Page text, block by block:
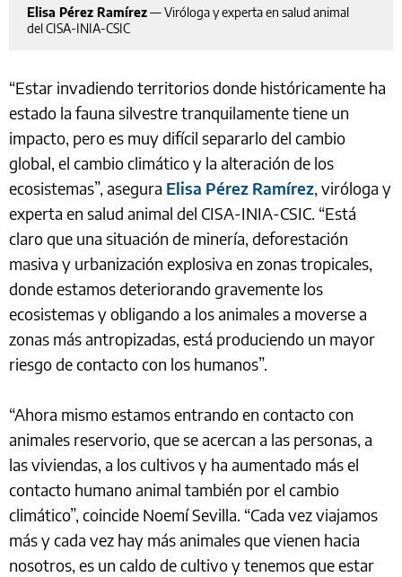
Elisa Pérez Ramírez—Viróloga y experta en salud animal
del CISA-INIA-CSIC
“Estar invadiendo territorios donde históricamente ha
estado la fauna silvestre tranquilamente tiene un
impacto, pero es muy difícil separarlo del cambio
global, el cambio climático y la alteración de los
ecosistemas”, asegura Elisa Pérez Ramírez, viróloga y
experta en salud animal del CISA-INIA-CSIC. “Está
claro que una situación de minería, deforestación
masiva y urbanización explosiva en zonas tropicales,
donde estamos deteriorando gravemente los
ecosistemas y obligando a los animales a moverse a
zonas más antropizadas, está produciendo un mayor
riesgo de contacto con los humanos”.
“Ahora mismo estamos entrando en contacto con
animales reservorio, que se acercan a las personas, a
las viviendas, a los cultivos y ha aumentado más el
contacto humano animal también por el cambio
climático”, coincide Noemí Sevilla. “Cada vez viajamos
más y cada vez hay más animales que vienen hacia
nosotros, es un caldo de cultivo y tenemos que estar